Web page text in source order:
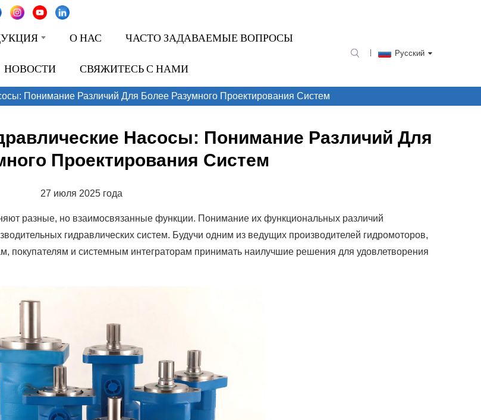
О НАС ЧАСТО ЗАДАВАЕМЫЕ ВОПРОСЫ
НОВОСТИ СВЯЖИТЕСЬ С НАМИ
Русский
Понимание Различий Для Более Разумного Проектирования Систем
Насосы: Понимание Различий Для
Проектирования Систем
27 июля 2025 года
разные, но взаимосвязанные функции. Понимание их функциональных различий
гидравлических систем. Будучи одним из ведущих производителей гидромоторов,
покупателям и системным интеграторам принимать наилучшие решения для удовлетворения